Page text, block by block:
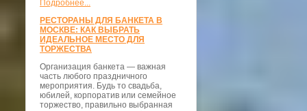
Подробнее...
РЕСТОРАНЫ ДЛЯ БАНКЕТА В
МОСКВЕ: КАК ВЫБРАТЬ
ИДЕАЛЬНОЕ МЕСТО ДЛЯ
ТОРЖЕСТВА
Организация банкета — важная
часть любого праздничного
мероприятия. Будь то свадьба,
юбилей, корпоратив или семейное
торжество, правильно выбранная